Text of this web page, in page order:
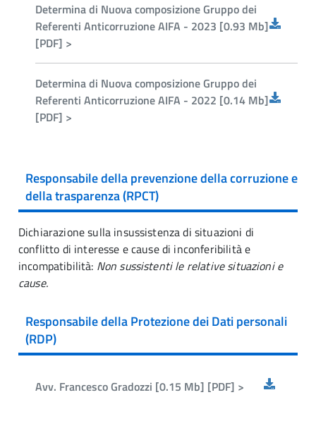
Determina di Nuova composizione Gruppo dei
Referenti Anticorruzione AIFA - 2023 [0.93 Mb]
[PDF] >
Determina di Nuova composizione Gruppo dei
Referenti Anticorruzione AIFA - 2022 [0.14 Mb]
[PDF] >
Responsabile della prevenzione della corruzione e
della trasparenza (RPCT)
Dichiarazione sulla insussistenza di situazioni di
conflitto di interesse e cause di inconferibilità e
incompatibilità: Non sussistenti le relative situazioni e
cause.
Responsabile della Protezione dei Dati personali
(RDP)
Avv. Francesco Gradozzi [0.15 Mb] [PDF] >